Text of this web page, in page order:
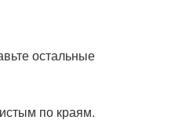
остальные
по краям.